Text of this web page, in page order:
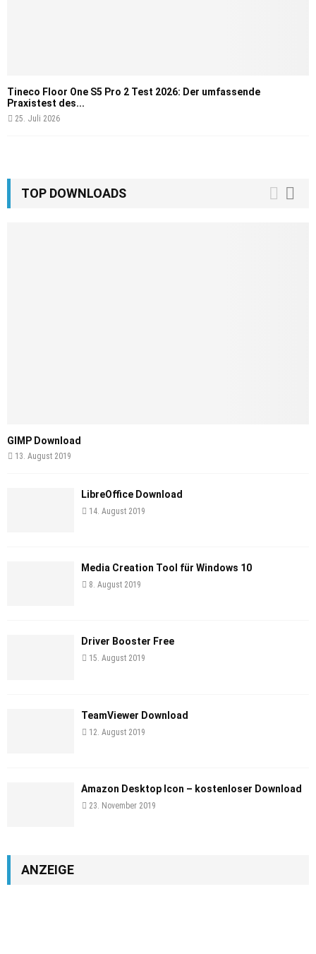
Tineco Floor One S5 Pro 2 Test 2026: Der umfassende
Praxistest des...
25. Juli 2026
TOP DOWNLOADS
GIMP Download
13. August 2019
LibreOffice Download
14. August 2019
Media Creation Tool für Windows 10
8. August 2019
Driver Booster Free
15. August 2019
TeamViewer Download
12. August 2019
Amazon Desktop Icon – kostenloser Download
23. November 2019
ANZEIGE